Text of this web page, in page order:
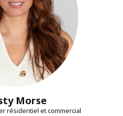
Morse
résidentiel et commercial